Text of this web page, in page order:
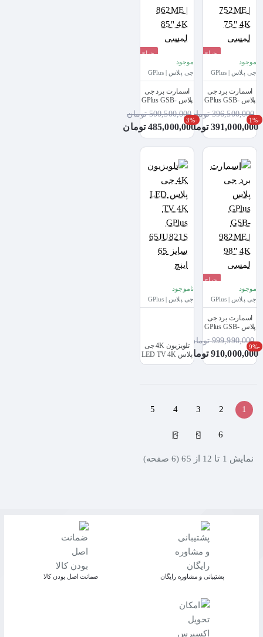
حراج
جدید
موجود
جی پلاس | GPlus
اسمارت برد جی
پلاس GPlus GSB-
لمسی
-1%
391,000,000 تومان
396,500,000 تومان
حراج
جدید
موجود
جی پلاس | GPlus
اسمارت برد جی
پلاس GPlus GSB-
لمسی
-3%
485,000,000 تومان
500,500,000 تومان
حراج
جدید
موجود
جی پلاس | GPlus
اسمارت برد جی
پلاس GPlus GSB-
لمسی
-9%
910,000,000 تومان
999,990,000 تومان
ناموجود
جی پلاس | GPlus
تلویزیون 4K جی
پلاس LED TV 4K
GPlus 65JU821S
1
2
3
4
5
6
>
>|
نمايش 1 تا 12 از 65 (6 صفحه)
پشتیبانی و مشاوره رایگان ﺿﻤﺎﻧﺖ اﺻﻞ ﺑﻮدن ﮐﺎﻟﺎ